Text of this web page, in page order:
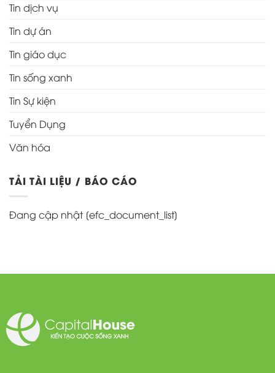
Tin dịch vụ
Tin dự án
Tin giáo dục
Tin sống xanh
Tin Sự kiện
Tuyển Dụng
Văn hóa
TẢI TÀI LIỆU / BÁO CÁO
Đang cập nhật [efc_document_list]